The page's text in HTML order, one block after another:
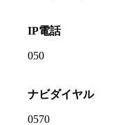
IP電話
050
ナビダイヤル
0570